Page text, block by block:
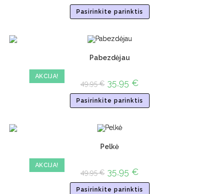
Pasirinkite parinktis
AKCIJA!
Pabezdėjau
49,95€ 35,95 €
Pasirinkite parinktis
AKCIJA!
Pelkė
49,95€ 35,95 €
Pasirinkite parinktis